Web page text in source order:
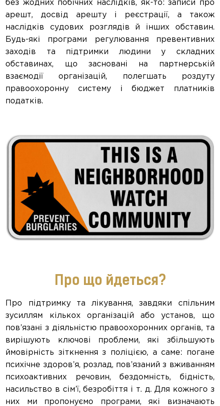
без жодних побічних наслідків, як-то: записи про
арешт, досвід арешту і реєстрації, а також
наслідків судових розглядів й інших обставин.
Будь-які програми регулювання превентивних
заходів та підтримки людини у складних
обставинах, що засновані на партнерській
взаємодії організацій, полегшать роздуту
правоохоронну систему і бюджет платників
податків.
Про що йдеться?
Про підтримку та лікування, завдяки спільним
зусиллям кількох організацій або установ, що
пов’язані з діяльністю правоохоронних органів, та
вирішують ключові проблеми, які збільшують
ймовірність зіткнення з поліцією, а саме: погане
психічне здоров’я, розлад, пов’язаний з вживанням
психоактивних речовин, бездомність, бідність,
насильство в сім’ї, безробіття і т. д. Для кожного з
них ми пропонуємо програми, які визначають